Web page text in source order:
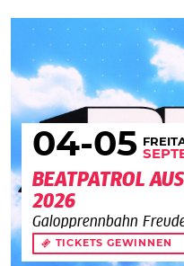
04-05
BEATPATROL
2026
Galopprennbahn
TICKETS GEWINNEN